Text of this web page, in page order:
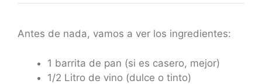
Antes de nada, vamos a ver los ingredientes:
1 barrita de pan (si es casero, mejor)
1/2 Litro de vino (dulce o tinto)